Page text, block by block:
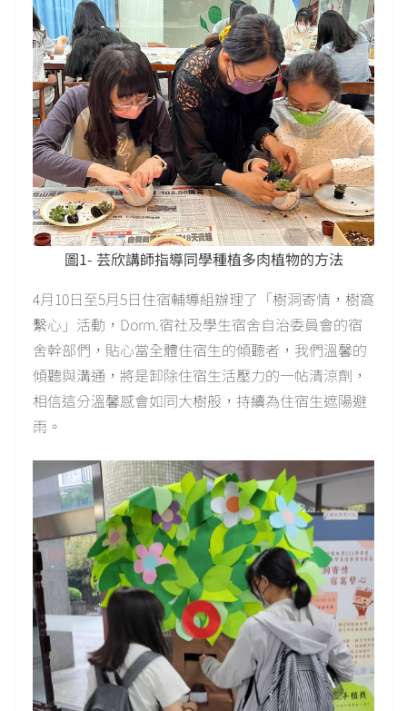
圖1- 芸欣講師指導同學種植多肉植物的方法
4月10日至5月5日住宿輔導組辦理了「樹洞寄情，樹窩
繫心」活動，Dorm.宿社及學生宿舍自治委員會的宿
舍幹部們，貼心當全體住宿生的傾聽者，我們溫馨的
傾聽與溝通，將是卸除住宿生活壓力的一帖清涼劑，
相信這分溫馨感會如同大樹般，持續為住宿生遮陽避
雨。